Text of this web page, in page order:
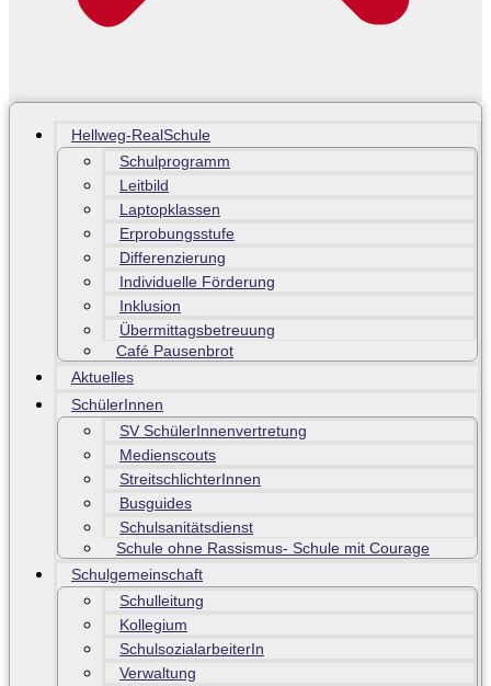
Hellweg-RealSchule
Schulprogramm
Leitbild
Laptopklassen
Erprobungsstufe
Differenzierung
Individuelle Förderung
Inklusion
Übermittagsbetreuung
Café Pausenbrot
Aktuelles
SchülerInnen
SV SchülerInnenvertretung
Medienscouts
StreitschlichterInnen
Busguides
Schulsanitätsdienst
Schule ohne Rassismus- Schule mit Courage
Schulgemeinschaft
Schulleitung
Kollegium
SchulsozialarbeiterIn
Verwaltung